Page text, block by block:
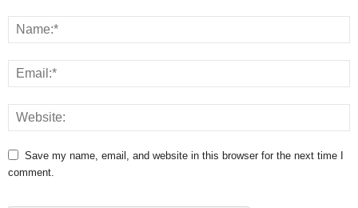
Save my name, email, and website in this browser for the next time I
comment.